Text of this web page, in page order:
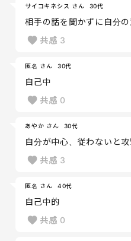
サイコキネシス さん 30代
相手の話を聞かずに自分の
共感 3
匿名 さん 30代
自己中
共感 0
あやか さん 30代
自分が中心、従わないと攻
共感 3
匿名 さん 40代
自己中的
共感 0